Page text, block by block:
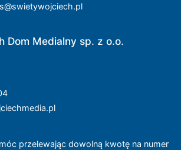
Dom Medialny sp. z o.o.
przelewając dowolną kwotę na numer